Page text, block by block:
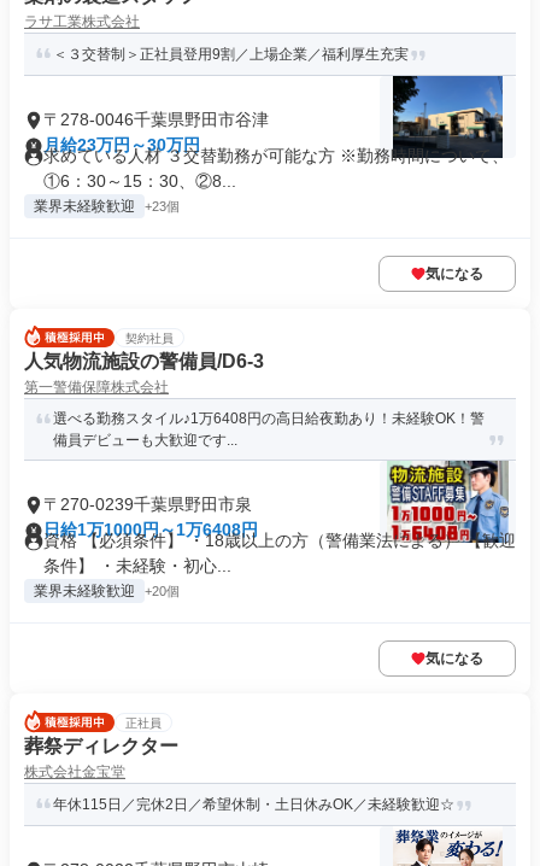
ラサ工業株式会社
＜３交替制＞正社員登用9割／上場企業／福利厚生充実
〒278-0046千葉県野田市谷津
月給23万円～30万円
求めている人材 ３交替勤務が可能な方 ※勤務時間について、
①6：30～15：30、②8...
業界未経験歓迎 +23個
気になる
契約社員
人気物流施設の警備員/D6-3
第一警備保障株式会社
選べる勤務スタイル♪1万6408円の高日給夜勤あり！未経験OK！警
備員デビューも大歓迎です...
〒270-0239千葉県野田市泉
日給1万1000円～1万6408円
資格 【必須条件】 ・18歳以上の方（警備業法による） 【歓迎
条件】 ・未経験・初心...
業界未経験歓迎 +20個
気になる
正社員
葬祭ディレクター
株式会社金宝堂
年休115日／完休2日／希望休制・土日休みOK／未経験歓迎☆